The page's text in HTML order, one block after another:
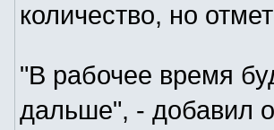
количество, но
"В рабочее время
дальше", - добавил